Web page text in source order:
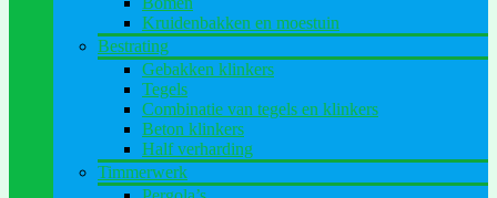
Kruidenbakken en moestuin
Bestrating
Gebakken klinkers
Tegels
Combinatie van tegels en klinkers
Beton klinkers
Half verharding
Timmerwerk